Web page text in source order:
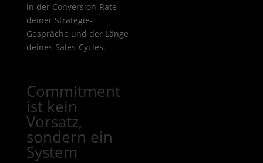
in der Conversion-Rate
deiner Strategie-
Gespräche und der Länge
deines Sales-Cycles.
Commitment
ist kein
Vorsatz,
sondern ein
System